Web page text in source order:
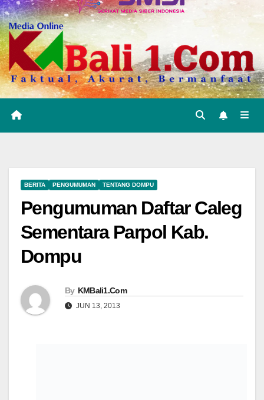
BERITA PENGUMUMAN TENTANG DOMPU
Pengumuman Daftar Caleg
Sementara Parpol Kab.
Dompu
By KMBali1.Com
JUN 13, 2013